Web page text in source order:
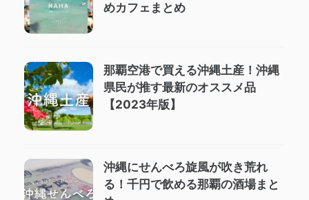
めカフェまとめ
那覇空港で買える沖縄土産！沖縄
県民が推す最新のオススメ品
【2023年版】
沖縄にせんべろ旋風が吹き荒れ
る！千円で飲める那覇の酒場まと